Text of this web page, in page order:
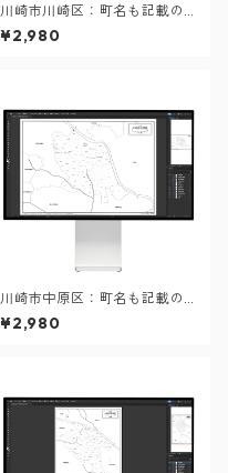
川崎市川崎区：町名も記載の
地図データ（PDF・Aiファイ
ル）
¥2,980
川崎市中原区：町名も記載の
地図データ（PDF・Aiファイ
ル）
¥2,980